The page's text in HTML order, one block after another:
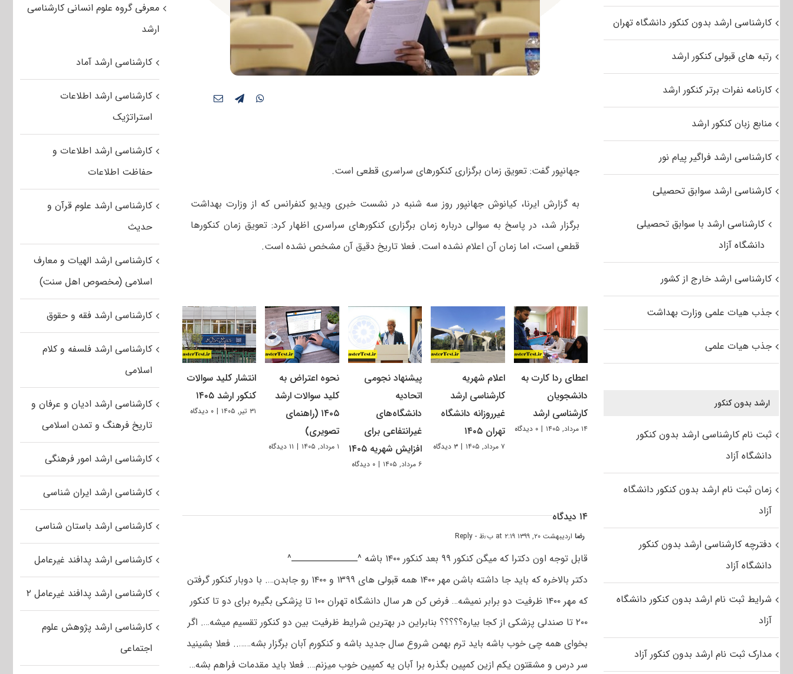
جهانپور گفت: تعویق زمان برگزاری کنکورهای سراسری قطعی است.
به گزارش ایرنا، کیانوش جهانپور روز سه شنبه در نشست خبری ویدیو کنفرانس که از وزارت بهداشت
برگزار شد، در پاسخ به سوالی درباره زمان برگزاری کنکورهای سراسری اظهار کرد: تعویق زمان کنکورها
قطعی است، اما زمان آن اعلام نشده است. فعلا تاریخ دقیق آن مشخص نشده است.
اعطای ردا کارت به
دانشجویان
کارشناسی ارشد
۱۴ مرداد, ۱۴۰۵ | ۰ دیدگاه
اعلام شهریه
کارشناسی ارشد
غیرروزانه دانشگاه
تهران ۱۴۰۵
۷ مرداد, ۱۴۰۵ | ۳ دیدگاه
پیشنهاد نجومی
اتحادیه
دانشگاه‌های
غیرانتفاعی برای
افزایش شهریه ۱۴۰۵
۶ مرداد, ۱۴۰۵ | ۰ دیدگاه
نحوه اعتراض به
کلید سوالات ارشد
۱۴۰۵ (راهنمای
تصویری)
۱ مرداد, ۱۴۰۵ | ۱۱ دیدگاه
انتشار کلید سوالات
کنکور ارشد ۱۴۰۵
۳۱ تیر, ۱۴۰۵ | ۰ دیدگاه
۱۴ دیدگاه
رضا اردیبهشت ۲۰, ۱۳۹۹ at ۲:۱۹ ب٫ظ - Reply
قابل توجه اون دکترا که میگن کنکور ۹۹ بعد کنکور ۱۴۰۰ باشه ^ــــــــــــــــ^
دکتر بالاخره که باید جا داشته باشن مهر ۱۴۰۰ همه قبولی های ۱۳۹۹ و ۱۴۰۰ رو جابدن…. با دوبار کنکور گرفتن
که مهر ۱۴۰۰ ظرفیت دو برابر نمیشه… فرض کن هر سال دانشگاه تهران ۱۰۰ تا پزشکی بگیره برای دو تا کنکور
۲۰۰ تا صندلی پزشکی از کجا بیاره؟؟؟؟؟ بنابراین در بهترین شرایط ظرفیت بین دو کنکور تقسیم میشه…. اگر
بخوای همه چی خوب باشه باید ترم بهمن شروع سال جدید باشه و کنکورم آبان برگزار بشه…….. فعلا بشینید
سر درس و مشقتون یکم ازین کمپین بگذره برا آبان یه کمپین خوب میزنم…. فعلا باید مقدمات فراهم بشه…
معرفی گروه علوم انسانی کارشناسی
ارشد
کارشناسی ارشد آماد
کارشناسی ارشد اطلاعات
استراتژیک
کارشناسی ارشد اطلاعات و
حفاظت اطلاعات
کارشناسی ارشد علوم قرآن و
حدیث
کارشناسی ارشد الهیات و معارف
اسلامی (مخصوص اهل سنت)
کارشناسی ارشد فقه و حقوق
کارشناسی ارشد فلسفه و کلام
اسلامی
کارشناسی ارشد ادیان و عرفان و
تاریخ فرهنگ و تمدن اسلامی
کارشناسی ارشد امور فرهنگی
کارشناسی ارشد ایران شناسی
کارشناسی ارشد باستان شناسی
کارشناسی ارشد پدافند غیرعامل
کارشناسی ارشد پدافند غیرعامل ۲
کارشناسی ارشد پژوهش علوم
اجتماعی
کارشناسی ارشد بدون کنکور دانشگاه تهران
رتبه های قبولی کنکور ارشد
کارنامه نفرات برتر کنکور ارشد
منابع زبان کنکور ارشد
کارشناسی ارشد فراگیر پیام نور
کارشناسی ارشد سوابق تحصیلی
کارشناسی ارشد با سوابق تحصیلی
دانشگاه آزاد
کارشناسی ارشد خارج از کشور
جذب هیات علمی وزارت بهداشت
جذب هیات علمی
ارشد بدون کنکور
ثبت نام کارشناسی ارشد بدون کنکور
دانشگاه آزاد
زمان ثبت نام ارشد بدون کنکور دانشگاه
آزاد
دفترچه کارشناسی ارشد بدون کنکور
دانشگاه آزاد
شرایط ثبت نام ارشد بدون کنکور دانشگاه
آزاد
مدارک ثبت نام ارشد بدون کنکور آزاد